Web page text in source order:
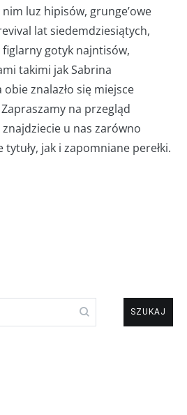
luz hipisów, grunge’owe
lat siedemdziesiątych,
gotyk najntisów,
takimi jak Sabrina
znalazło się miejsce
na przegląd
u nas zarówno
tytuły, jak i zapomniane perełki.